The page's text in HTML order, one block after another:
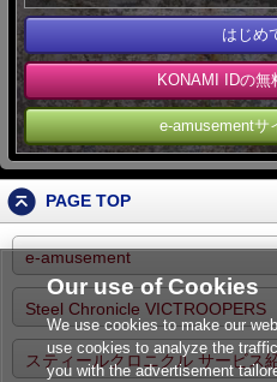
はじめ
KONAMI IDの無
e-amusementサ
PAGE TOP
e-amusement
Steel Chronicle VICTROOPERS
スティールクロニクル サービス
Our use of Cookies
We use cookies to make our
use cookies to analyze the
you with the advertisement